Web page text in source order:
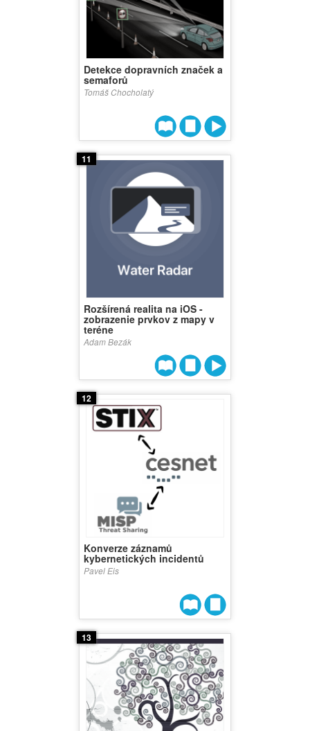
Detekce dopravních značek a
semaforů
Tomáš Chocholatý
11
Rozšírená realita na iOS -
zobrazenie prvkov z mapy v
teréne
Adam Bezák
12
Konverze záznamů
kybernetických incidentů
Pavel Eis
13